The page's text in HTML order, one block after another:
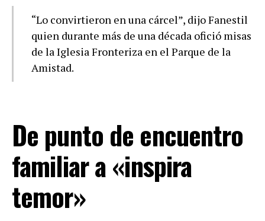
“Lo convirtieron en una cárcel”, dijo Fanestil
quien durante más de una década ofició misas
de la Iglesia Fronteriza en el Parque de la
Amistad.
De punto de encuentro
familiar a «inspira
temor»